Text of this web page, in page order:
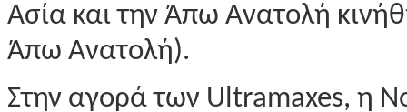
Ασία και την Άπω Ανατολή
Άπω Ανατολή).
Στην αγορά των Ultramaxes, η